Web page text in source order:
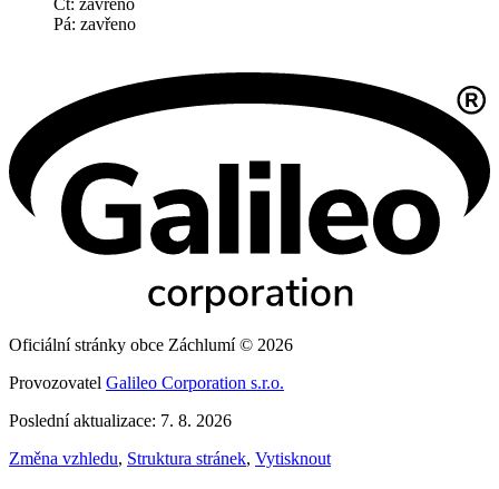
Čt: zavřeno
Pá: zavřeno
Oficiální stránky obce Záchlumí © 2026
Provozovatel Galileo Corporation s.r.o.
Poslední aktualizace: 7. 8. 2026
Změna vzhledu, Struktura stránek, Vytisknout